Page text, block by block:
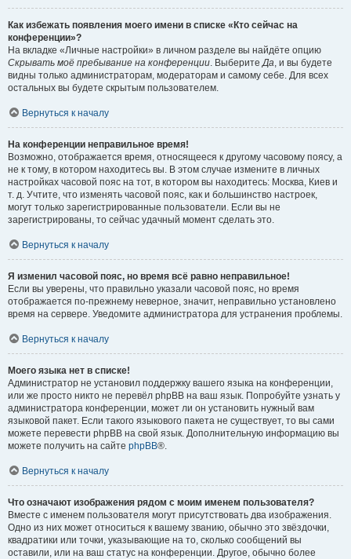
Как избежать появления моего имени в списке «Кто сейчас на
конференции»?
На вкладке «Личные настройки» в личном разделе вы найдёте опцию
Скрывать моё пребывание на конференции. ВыберитеДа, и вы будете
видны только администраторам, модераторам и самому себе. Для всех
остальных вы будете скрытым пользователем.
Вернуться к началу
На конференции неправильное время!
Возможно, отображается время, относящееся к другому часовому поясу, а
не к тому, в котором находитесь вы. В этом случае измените в личных
настройках часовой пояс на тот, в котором вы находитесь: Москва, Киев и
т. д. Учтите, что изменять часовой пояс, как и большинство настроек,
могут только зарегистрированные пользователи. Если вы не
зарегистрированы, то сейчас удачный момент сделать это.
Вернуться к началу
Я изменил часовой пояс, но время всё равно неправильное!
Если вы уверены, что правильно указали часовой пояс, но время
отображается по-прежнему неверное, значит, неправильно установлено
время на сервере. Уведомите администратора для устранения проблемы.
Вернуться к началу
Моего языка нет в списке!
Администратор не установил поддержку вашего языка на конференции,
или же просто никто не перевёл phpBB на ваш язык. Попробуйте узнать у
администратора конференции, может ли он установить нужный вам
языковой пакет. Если такого языкового пакета не существует, то вы сами
можете перевести phpBB на свой язык. Дополнительную информацию вы
можете получить на сайте phpBB®.
Вернуться к началу
Что означают изображения рядом с моим именем пользователя?
Вместе с именем пользователя могут присутствовать два изображения.
Одно из них может относиться к вашему званию, обычно это звёздочки,
квадратики или точки, указывающие на то, сколько сообщений вы
оставили, или на ваш статус на конференции. Другое, обычно более